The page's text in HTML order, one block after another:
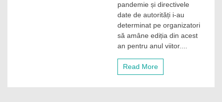
acest
an
și
amână
evenimentele
Mesajul
pandemie și directivele
date de autorități i-au
determinat pe organizatori
să amâne ediția din acest
an pentru anul viitor....
Read More